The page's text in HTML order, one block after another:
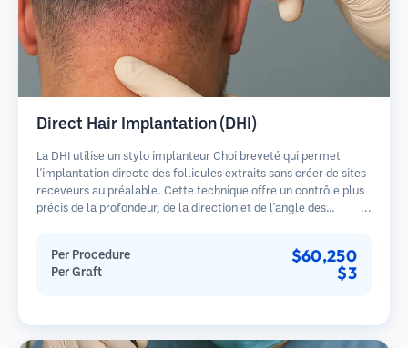
Direct Hair Implantation (DHI)
La DHI utilise un stylo implanteur Choi breveté qui permet
l'implantation directe des follicules extraits sans créer de sites
receveurs au préalable. Cette technique offre un contrôle plus
précis de la profondeur, de la direction et de l'angle des
Per Procedure $60,250
Per Graft $3